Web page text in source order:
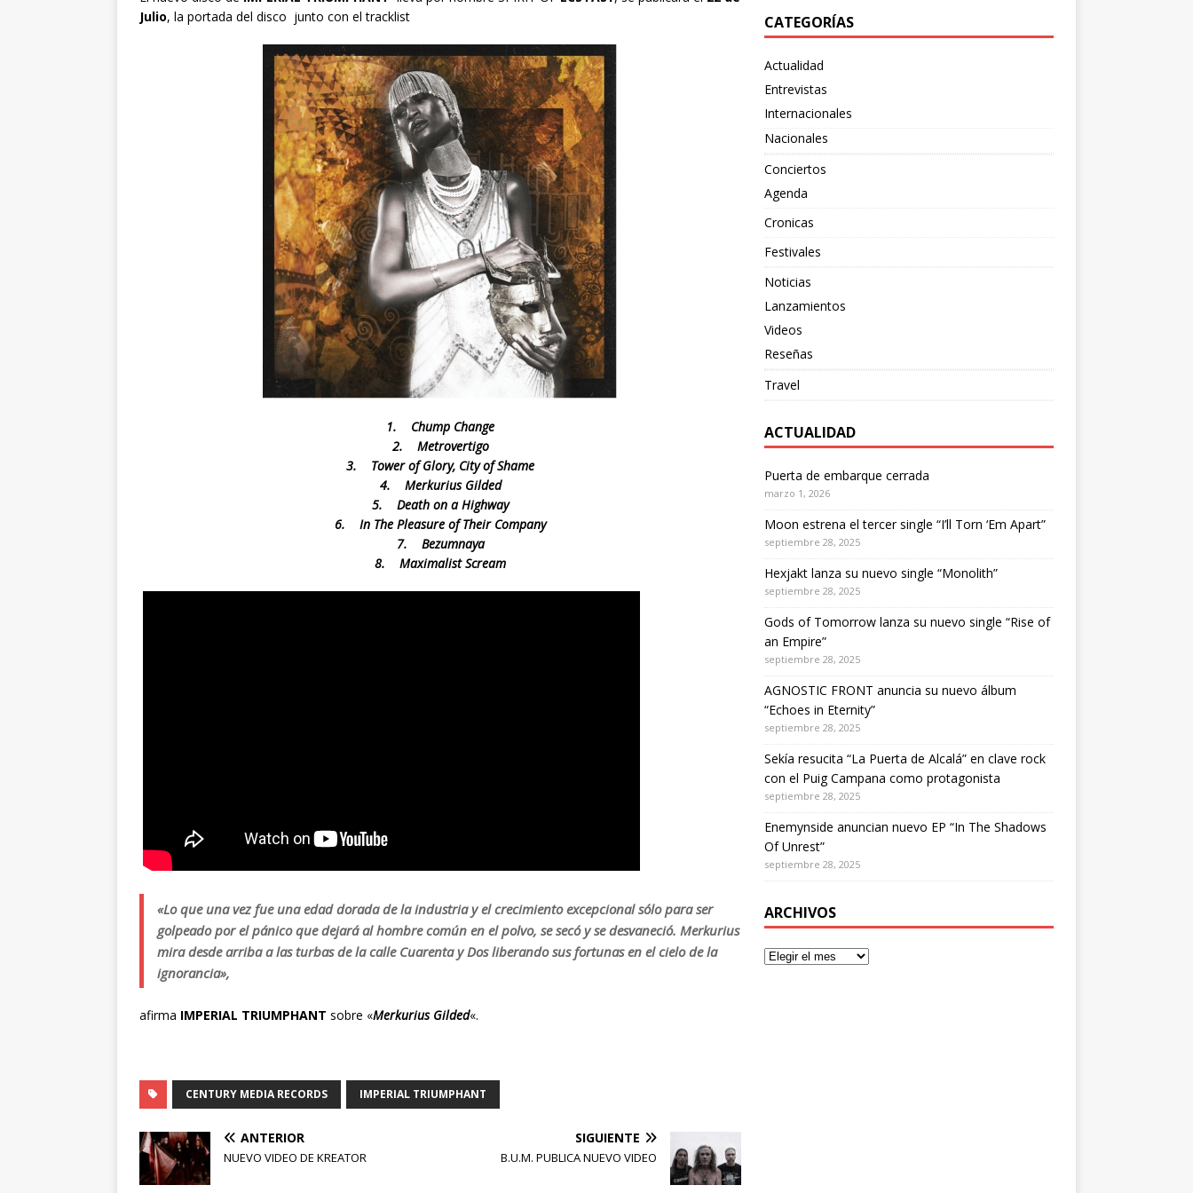
Julio, la portada del disco junto con el tracklist
1. Chump Change
2. Metrovertigo
3. Tower of Glory, City of Shame
4. Merkurius Gilded
5. Death on a Highway
6. In The Pleasure of Their Company
7. Bezumnaya
8. Maximalist Scream
«Lo que una vez fue una edad dorada de la industria y el crecimiento excepcional sólo para ser
golpeado por el pánico que dejará al hombre común en el polvo, se secó y se desvaneció. Merkurius
mira desde arriba a las turbas de la calle Cuarenta y Dos liberando sus fortunas en el cielo de la
ignorancia»,
afirma IMPERIAL TRIUMPHANT sobre «Merkurius Gilded«.
CENTURY MEDIA RECORDS IMPERIAL TRIUMPHANT
ANTERIOR
NUEVO VIDEO DE KREATOR
SIGUIENTE
B.U.M. PUBLICA NUEVO VIDEO
CATEGORÍAS
Actualidad
Entrevistas
Internacionales
Nacionales
Conciertos
Agenda
Cronicas
Festivales
Noticias
Lanzamientos
Videos
Reseñas
Travel
ACTUALIDAD
Puerta de embarque cerrada
marzo 1, 2026
Moon estrena el tercer single “I’ll Torn ‘Em Apart”
septiembre 28, 2025
Hexjakt lanza su nuevo single “Monolith”
septiembre 28, 2025
Gods of Tomorrow lanza su nuevo single “Rise of
an Empire”
septiembre 28, 2025
AGNOSTIC FRONT anuncia su nuevo álbum
“Echoes in Eternity”
septiembre 28, 2025
Sekía resucita “La Puerta de Alcalá” en clave rock
con el Puig Campana como protagonista
septiembre 28, 2025
Enemynside anuncian nuevo EP “In The Shadows
Of Unrest”
septiembre 28, 2025
ARCHIVOS